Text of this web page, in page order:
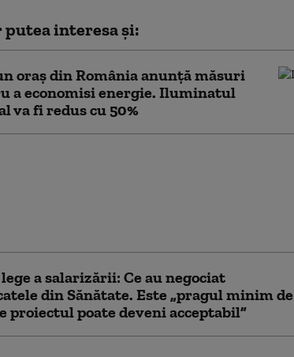
putea interesa și:
oraș din România anunță măsuri
a economisi energie. Iluminatul
va fi redus cu 50%
a salarizării: Ce au negociat
din Sănătate. Este „pragul minim de
proiectul poate deveni acceptabil”